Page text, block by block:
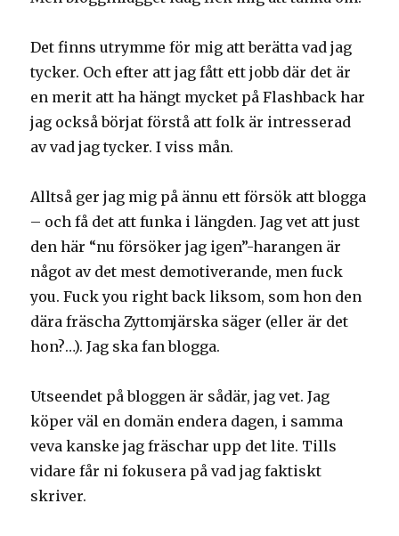
Det finns utrymme för mig att berätta vad jag
tycker. Och efter att jag fått ett jobb där det är
en merit att ha hängt mycket på Flashback har
jag också börjat förstå att folk är intresserad
av vad jag tycker. I viss mån.
Alltså ger jag mig på ännu ett försök att blogga
– och få det att funka i längden. Jag vet att just
den här “nu försöker jag igen”-harangen är
något av det mest demotiverande, men fuck
you. Fuck you right back liksom, som hon den
dära fräscha Zyttomjärska säger (eller är det
hon?…). Jag ska fan blogga.
Utseendet på bloggen är sådär, jag vet. Jag
köper väl en domän endera dagen, i samma
veva kanske jag fräschar upp det lite. Tills
vidare får ni fokusera på vad jag faktiskt
skriver.